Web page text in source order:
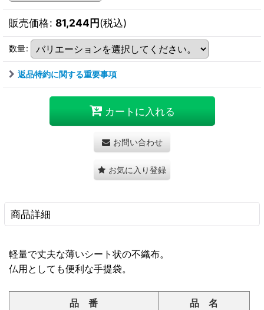
販売価格: 81,244円(税込)
数量:
返品特約に関する重要事項
カートに入れる
お問い合わせ
お気に入り登録
商品詳細
軽量で丈夫な薄いシート状の不織布。
仏用としても便利な手提袋。
品 番
品 名